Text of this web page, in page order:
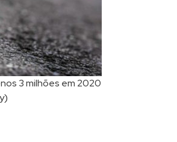
3 milhões em 2020